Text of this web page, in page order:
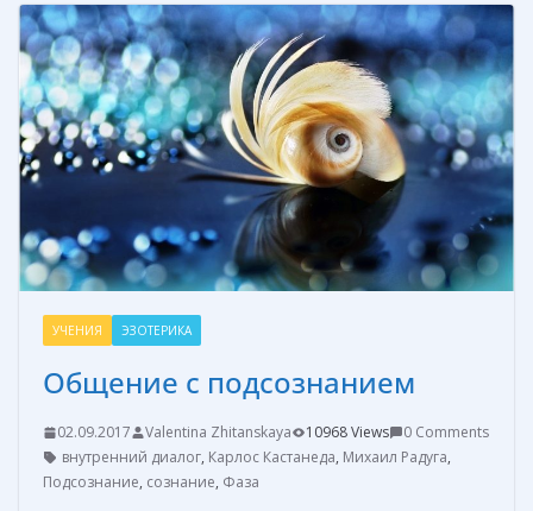
o
o
k
st n
g
er
а
в
и
т
ь
УЧЕНИЯ ЭЗОТЕРИКА
Общение с подсознанием
02.09.2017 Valentina Zhitanskaya 10968 Views
0 Comments
внутренний диалог, Карлос Кастанеда, Михаил Радуга,
Подсознание, сознание, Фаза